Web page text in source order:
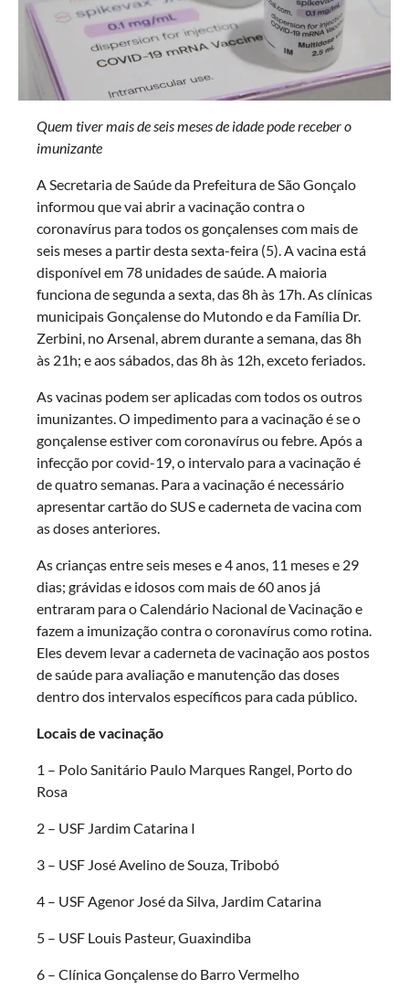
Quem tiver mais de seis meses de idade pode receber o
imunizante
A Secretaria de Saúde da Prefeitura de São Gonçalo
informou que vai abrir a vacinação contra o
coronavírus para todos os gonçalenses com mais de
seis meses a partir desta sexta-feira (5). A vacina está
disponível em 78 unidades de saúde. A maioria
funciona de segunda a sexta, das 8h às 17h. As clínicas
municipais Gonçalense do Mutondo e da Família Dr.
Zerbini, no Arsenal, abrem durante a semana, das 8h
às 21h; e aos sábados, das 8h às 12h, exceto feriados.
As vacinas podem ser aplicadas com todos os outros
imunizantes. O impedimento para a vacinação é se o
gonçalense estiver com coronavírus ou febre. Após a
infecção por covid-19, o intervalo para a vacinação é
de quatro semanas. Para a vacinação é necessário
apresentar cartão do SUS e caderneta de vacina com
as doses anteriores.
As crianças entre seis meses e 4 anos, 11 meses e 29
dias; grávidas e idosos com mais de 60 anos já
entraram para o Calendário Nacional de Vacinação e
fazem a imunização contra o coronavírus como rotina.
Eles devem levar a caderneta de vacinação aos postos
de saúde para avaliação e manutenção das doses
dentro dos intervalos específicos para cada público.
Locais de vacinação
1 – Polo Sanitário Paulo Marques Rangel, Porto do
Rosa
2 – USF Jardim Catarina I
3 – USF José Avelino de Souza, Tribobó
4 – USF Agenor José da Silva, Jardim Catarina
5 – USF Louis Pasteur, Guaxindiba
6 – Clínica Gonçalense do Barro Vermelho